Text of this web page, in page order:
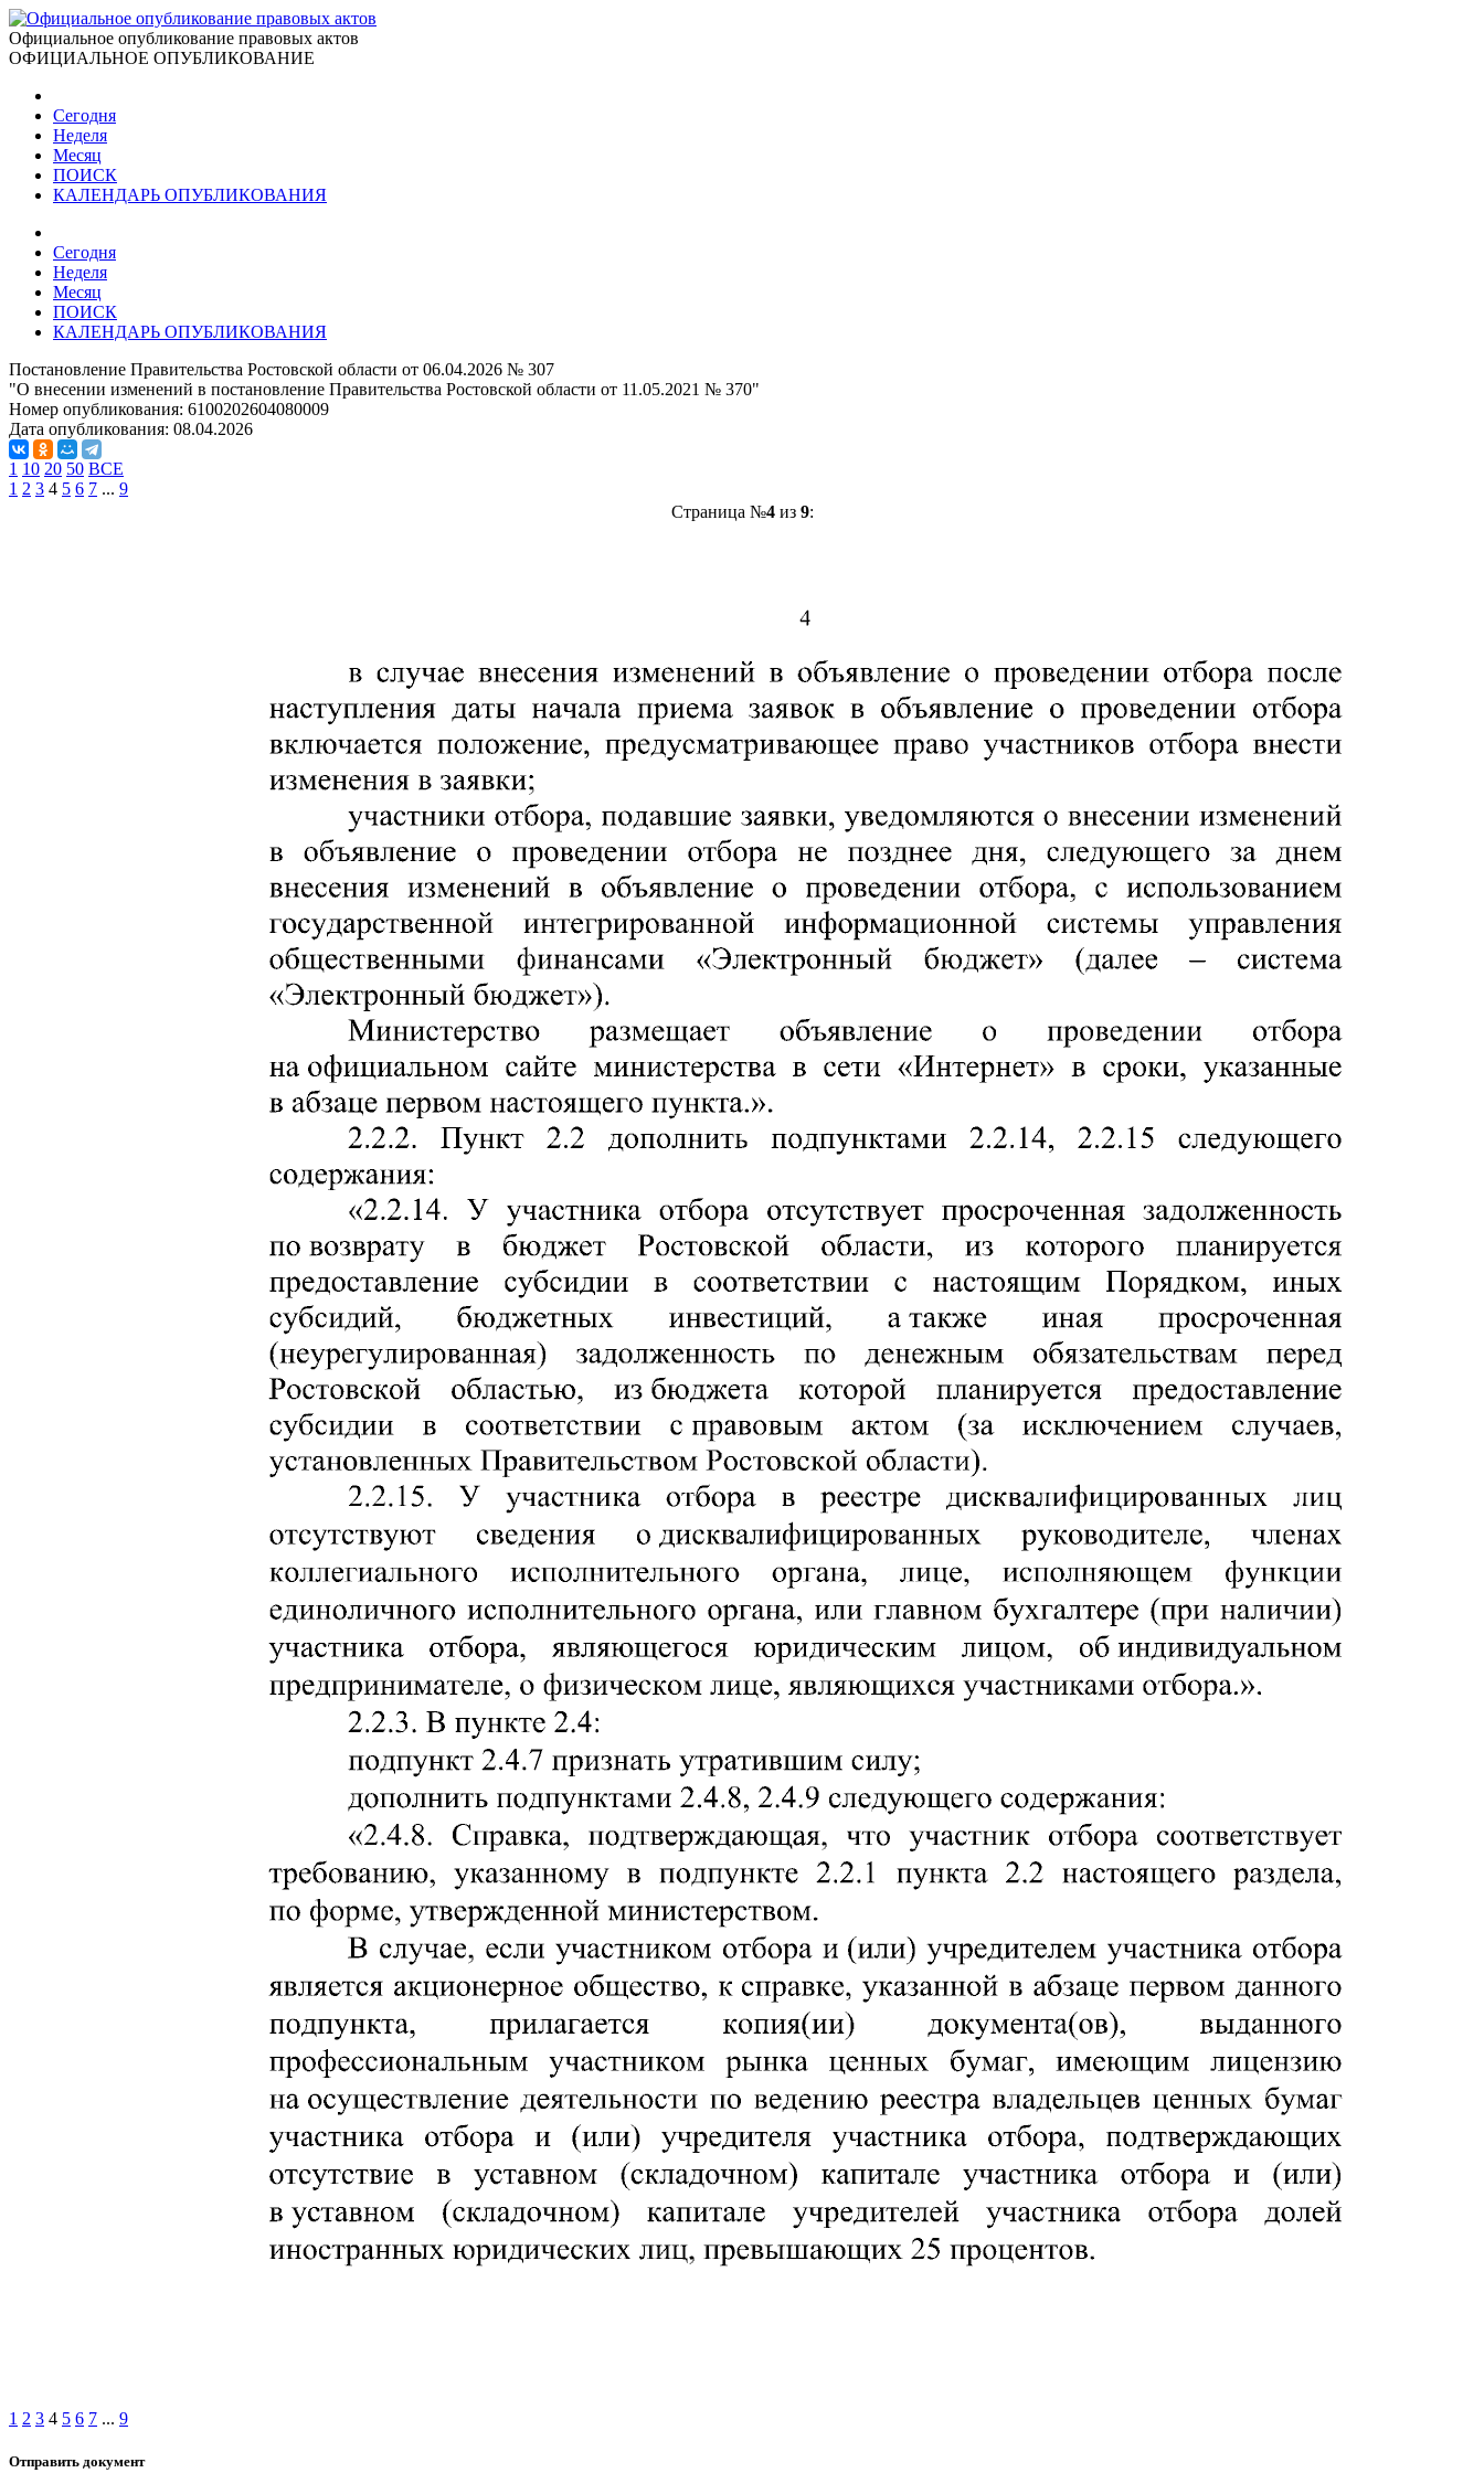
Официальное опубликование правовых актов
ОФИЦИАЛЬНОЕ ОПУБЛИКОВАНИЕ
Сегодня
Неделя
Месяц
ПОИСК
КАЛЕНДАРЬ ОПУБЛИКОВАНИЯ
Сегодня
Неделя
Месяц
ПОИСК
КАЛЕНДАРЬ ОПУБЛИКОВАНИЯ
Постановление Правительства Ростовской области от 06.04.2026 № 307
"О внесении изменений в постановление Правительства Ростовской области от 11.05.2021 № 370"
Номер опубликования: 6100202604080009
Дата опубликования: 08.04.2026
1 10 20 50 ВСЕ
1 2 3 4 5 6 7 ... 9
Страница №4из 9:
1 2 3 4 5 6 7 ... 9
Отправить документ